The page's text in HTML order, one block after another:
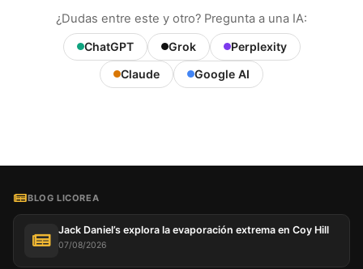
¿Dudas entre este y otro? Pregunta a una IA:
ChatGPT Grok
Perplexity
Claude
Google AI
BLOG LICOREA
Jack Daniel’s explora la evaporación extrema en Coy Hill
07/08/2026